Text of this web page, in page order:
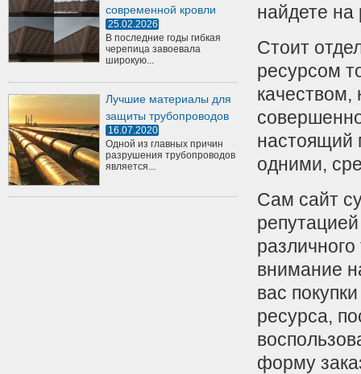
современной кровли
25.02.2026
В последние годы гибкая
черепица завоевала
широкую...
Лучшие материалы для
защиты трубопроводов
16.07.2020
Одной из главных причин
разрушения трубопроводов
является...
найдете
Стоит
ресурсом
качеством,
настоящий
одними,
Сам сайт
внимание
вас
ресурса,
форму